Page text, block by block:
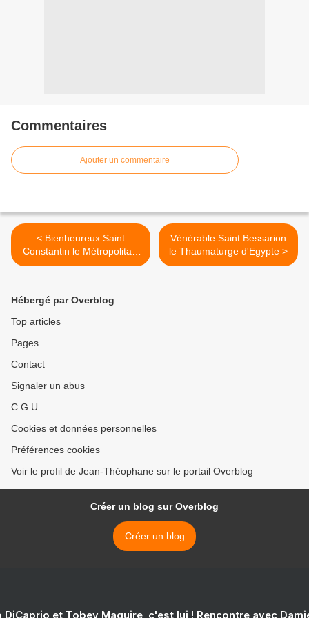
Commentaires
Ajouter un commentaire
< Bienheureux Saint
Constantin le Métropolitain
de Kiev
Vénérable Saint Bessarion
le Thaumaturge d'Egypte >
Hébergé par Overblog
Top articles
Pages
Contact
Signaler un abus
C.G.U.
Cookies et données personnelles
Préférences cookies
Voir le profil de Jean-Théophane sur le portail Overblog
Créer un blog sur Overblog
Créer un blog
DiCaprio et Tobey Maguire, c'est lui ! Rencontre avec